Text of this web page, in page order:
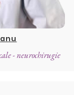
- neurochirugie